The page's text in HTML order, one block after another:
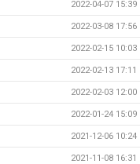
2022-04-07 15:39
2022-03-08 17:56
2022-02-15 10:03
2022-02-13 17:11
2022-02-03 12:00
2022-01-24 15:09
2021-12-06 10:24
2021-11-08 16:31